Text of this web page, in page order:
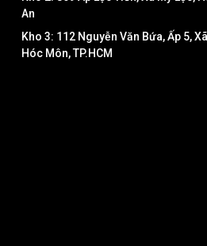
An
Kho 3: 112 Nguyễn Văn Bứa, Ấp 5,
Hóc Môn, TP.HCM